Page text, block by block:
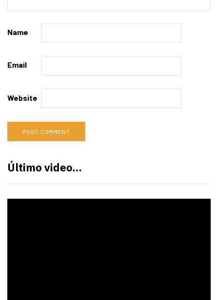
Name
Email
Website
Último video…